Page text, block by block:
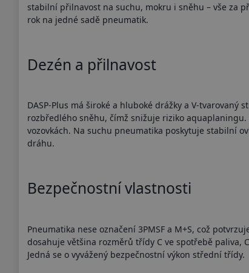
stabilní přilnavost na suchu, mokru i sněhu – vše za
rok na jedné sadě pneumatik.
Dezén a přilnavost
DASP-Plus má široké a hluboké drážky a V-
rozbředlého sněhu, čímž snižuje riziko
vozovkách. Na suchu pneumatika poskytuje stabilní
dráhu.
Bezpečnostní vlastnosti
Pneumatika nese označení 3PMSF a M+S, což
dosahuje většina rozměrů třídy C ve spotřebě paliva,
Jedná se o vyvážený bezpečnostní výkon střední třídy.